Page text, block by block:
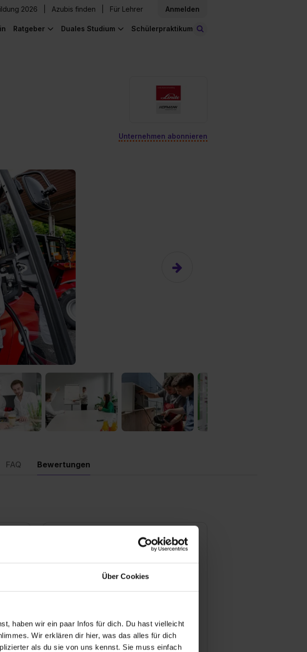
Über Cookies
haben wir ein paar Infos für dich. Du hast vielleicht
Wir erklären dir hier, was das alles für dich
als du sie von uns kennst. Sie muss einfach
2026 Azubis finden Für Lehrer Anmelden
Ratgeber Duales Studium Schülerpraktikum
Unternehmen abonnieren
FAQ Bewertungen
Weiterempfehlungsrate 100 %
Spaßfaktor & Atmosphäre